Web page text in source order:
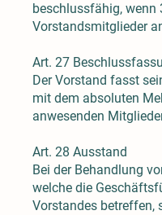
beschlussfähig, wenn
Vorstandsmitglieder
Art. 27
Der Vorstand fasst
mit dem absoluten
anwesenden
Art. 28 Ausstand
Bei der Behandlung
welche die
Vorstandes betreffen,